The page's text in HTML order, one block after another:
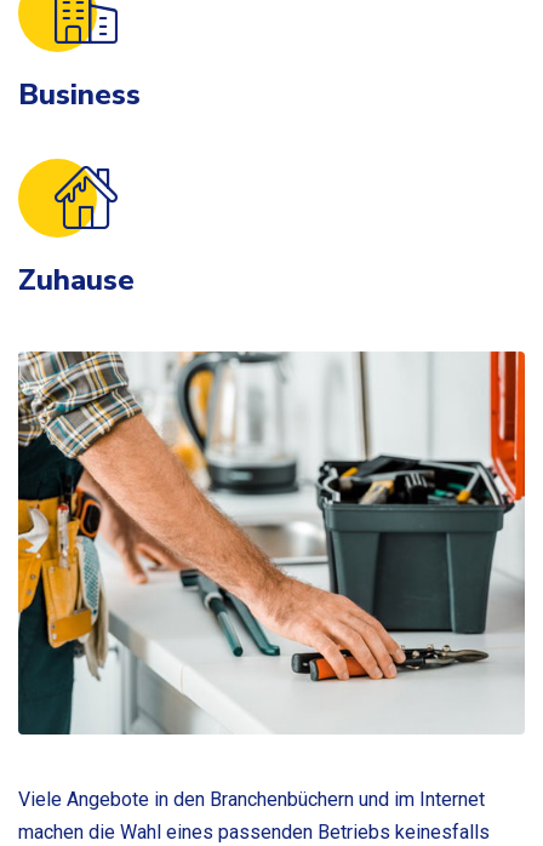
Business
Zuhause
Viele Angebote in den Branchenbüchern und im Internet
machen die Wahl eines passenden Betriebs keinesfalls